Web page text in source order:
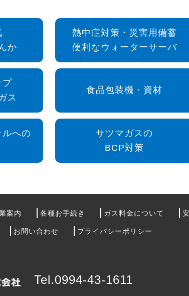
か
熱中症対策・災害用備蓄
便利なウォーターサーバ
プ
ス
食品包装機・資材
ルへの
サツマガスの
BCP対策
案内 各種お手続き ガス料金について
お問い合わせ プライバシーポリシー
Tel.0994-43-1611